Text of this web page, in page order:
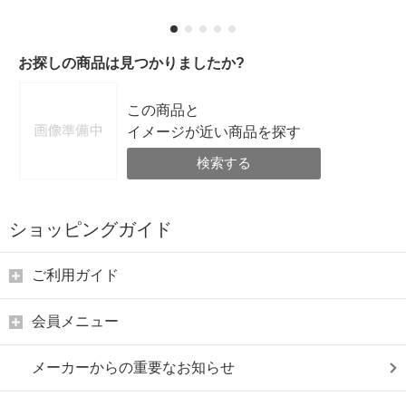
お探しの商品は見つかりましたか?
この商品と
イメージが近い商品を探す
検索する
ショッピングガイド
ご利用ガイド
会員メニュー
メーカーからの重要なお知らせ